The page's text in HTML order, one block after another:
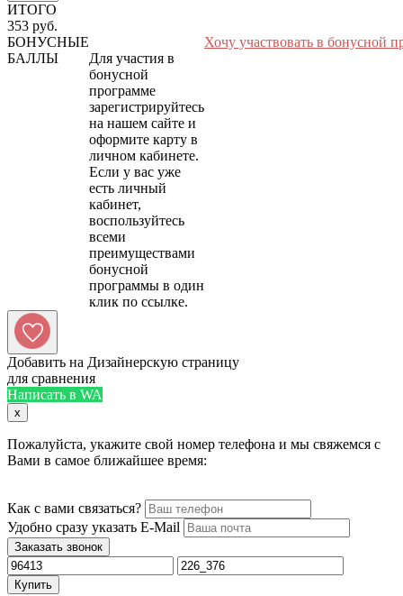
ИТОГО
353 руб.
БОНУСНЫЕ
БАЛЛЫ
Для участия в
бонусной
программе
зарегистрируйтесь
на нашем сайте и
оформите карту в
личном кабинете.
Если у вас уже
есть личный
кабинет,
воспользуйтесь
всеми
преимуществами
бонусной
программы в один
Хочу участвовать в бонусной
Добавить на Дизайнерскую страницу
для сравнения
Написать в WA
x
Пожалуйста, укажите свой номер телефона и мы свяжемся с
Вами в самое ближайшее время:
Как с вами связаться?
Удобно сразу указать E-Mail
Заказать звонок
Купить